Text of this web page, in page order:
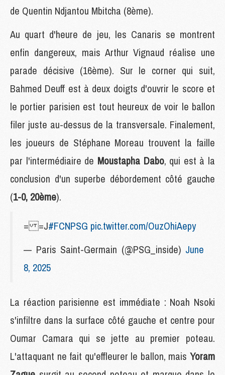
de Quentin Ndjantou Mbitcha (8ème).
Au quart d'heure de jeu, les Canaris se montrent
enfin dangereux, mais Arthur Vignaud réalise une
parade décisive (16ème). Sur le corner qui suit,
Bahmed Deuff est à deux doigts d'ouvrir le score et
le portier parisien est tout heureux de voir le ballon
filer juste au-dessus de la transversale. Finalement,
les joueurs de Stéphane Moreau trouvent la faille
par l'intermédiaire de Moustapha Dabo, qui est à la
conclusion d'un superbe débordement côté gauche
(1-0, 20ème).
= =J#FCNPSG pic.twitter.com/OuzOhiAepy
— Paris Saint-Germain (@PSG_inside) June
8, 2025
La réaction parisienne est immédiate : Noah Nsoki
s'infiltre dans la surface côté gauche et centre pour
Oumar Camara qui se jette au premier poteau.
L'attaquant ne fait qu'effleurer le ballon, mais Yoram